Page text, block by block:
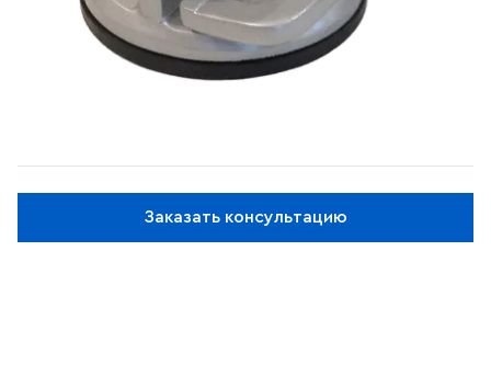
Заказать консультацию